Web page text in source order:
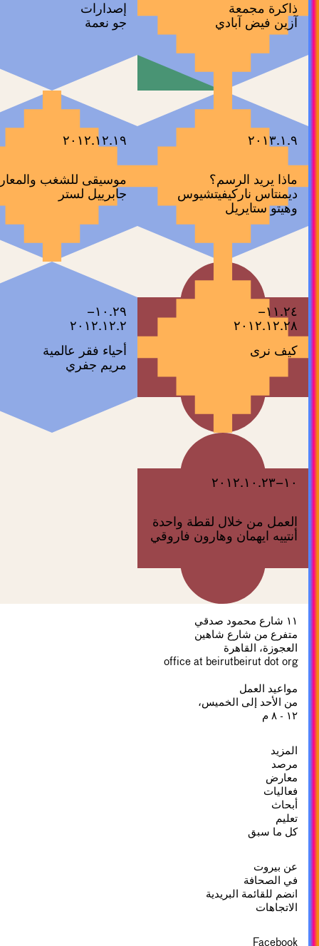
ذاكرة مجمعة
آزين فيض آبادي
إصدارات
جو نعمة
٢٠١٣.١.٩
ماذا يريد الرسم؟
ديمنتاس ناركيفيتشيوس
وهيتو ستايريل
٢٠١٢.١٢.١٩
موسيقى للشغب
جابرييل لستر
١١.٢٤–
٢٠١٢.١٢.٢٨
كيف نرى
١٠.٢٩–
٢٠١٢.١٢.٢
أحياء فقر عالمية
مريم جفري
١٠–٢٠١٢.١٠.٢٣
العمل من خلال لقطة واحدة
أنتييه ايهمان وهارون فاروقي
١١ شارع محمود صدقي
متفرع من شارع شاهين
العجوزة، القاهرة
office at beirutbeirut dot org
مواعيد العمل
من الأحد إلى الخميس،
١٢ - ٨ م
المزيد
مرصد
معارض
فعاليات
أبحاث
تعليم
كل ما سبق
عن بيروت
في الصحافة
انضم للقائمة البريدية
الاتجاهات
Facebook